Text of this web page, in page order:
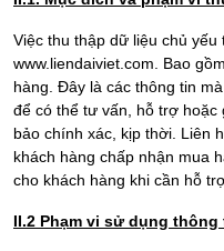
Việc thu thập dữ liệu chủ yếu
www.liendaiviet.com. Bao
hàng. Đây là các thông tin
để có thể tư vấn, hỗ trợ hoặc
bảo chính xác, kịp thời. Liên
khách hàng chấp nhận mua
cho khách hàng khi cần hỗ
II.2 Phạm vi sử dụng thông